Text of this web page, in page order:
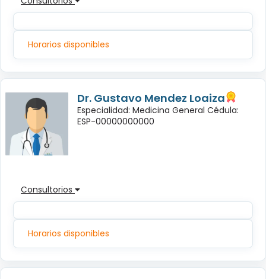
Horarios disponibles
Dr. Gustavo Mendez Loaiza
Especialidad: Medicina General Cédula:
ESP-00000000000
Consultorios
Horarios disponibles